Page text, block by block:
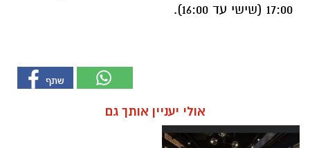
17:00 (שישי עד 16:00).
אולי יעניין אותך גם